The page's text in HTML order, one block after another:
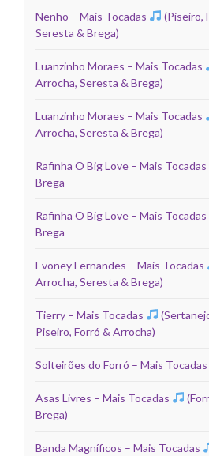
Nenho – Mais Tocadas
(Piseiro,
Seresta & Brega)
Luanzinho Moraes – Mais Tocadas
Arrocha, Seresta & Brega)
Luanzinho Moraes – Mais Tocadas
Arrocha, Seresta & Brega)
Rafinha O Big Love – Mais
Brega
Rafinha O Big Love – Mais
Brega
Evoney Fernandes – Mais Tocadas
Arrocha, Seresta & Brega)
Tierry – Mais Tocadas
Piseiro, Forró & Arrocha)
Solteirões do Forró – Mais Tocadas
Asas Livres – Mais Tocadas
Brega)
Banda Magníficos – Mais Tocadas